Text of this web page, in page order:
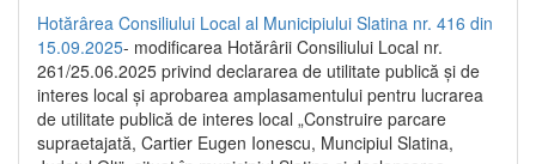
Hotărârea Consiliului Local al Municipiului Slatina nr. 416 din
15.09.2025- modificarea Hotărârii Consiliului Local nr.
261/25.06.2025 privind declararea de utilitate publică și de
interes local și aprobarea amplasamentului pentru lucrarea
de utilitate publică de interes local „Construire parcare
supraetajată, Cartier Eugen Ionescu, Muncipiul Slatina,